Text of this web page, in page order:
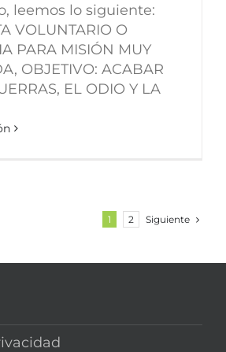
leemos lo siguiente:
VOLUNTARIO O
PARA MISIÓN MUY
OBJETIVO: ACABAR
EL ODIO Y LA
1 2 Siguiente